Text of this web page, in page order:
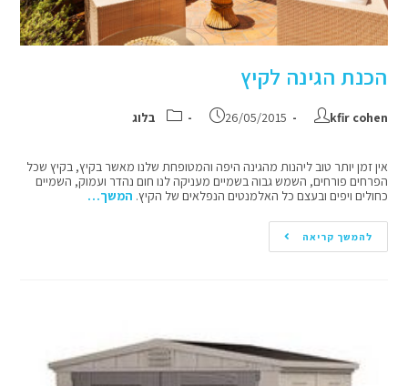
הכנת הגינה לקיץ
kfir cohen
26/05/2015 בלוג
אין זמן יותר טוב ליהנות מהגינה היפה והמטופחת שלנו מאשר בקיץ, בקיץ שכל
הפרחים פורחים, השמש גבוה בשמיים מעניקה לנו חום נהדר ועמוק, השמיים
כחולים ויפים ובעצם כל האלמנטים הנפלאים של הקיץ. המשך…
להמשך קריאה